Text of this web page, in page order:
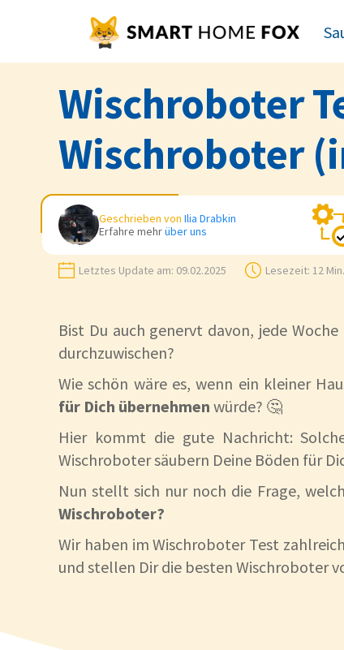
Wischroboter
Wischroboter
Geschrieben von Ilia Drabkin
Erfahre mehrüber uns
Letztes Update am: 09.02.2025 Lesezeit: 12 Min.
Bist Du auch genervt davon, jede
durchzuwischen?
Wie schön wäre es, wenn ein kleiner
für Dich übernehmen würde? 🤔
Hier kommt die gute Nachricht:
Wischroboter säubern Deine Böden für
Nun stellt sich nur noch die Frage,
Wischroboter?
Wir haben im Wischroboter Test
und stellen Dir die besten Wischroboter